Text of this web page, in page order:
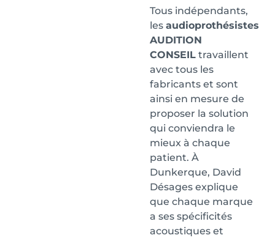
Tous indépendants,
les audioprothésistes
AUDITION
CONSEIL travaillent
avec tous les
fabricants et sont
ainsi en mesure de
proposer la solution
qui conviendra le
mieux à chaque
patient. À
Dunkerque, David
Désages explique
que chaque marque
a ses spécificités
acoustiques et